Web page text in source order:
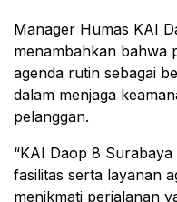
Manager Humas KAI
menambahkan bahwa
agenda rutin sebagai
dalam menjaga
pelanggan.
“KAI Daop 8
fasilitas serta layanan
menikmati perjalanan